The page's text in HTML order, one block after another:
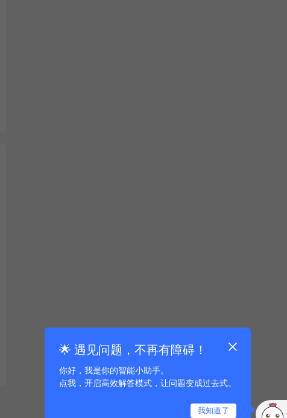
🌟 遇见问题，不再有障碍！
你好，我是你的智能小助手。
点我，开启高效解答模式，让问题变成过去式。
我知道了